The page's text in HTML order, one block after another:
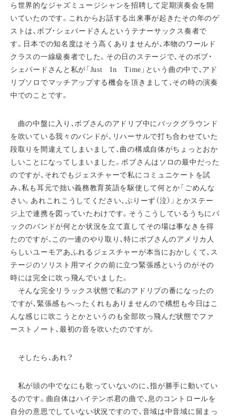
ら世界的なジャズミュージシャンを招聘して定期演奏会を開
いていたのです。これからお話する出来事が起きたその年のゲ
ストは、ボブ・シェパードさんというテナーサックス奏者で
す。日本での知名度はそう高くありませんが、本物のワールド
クラスの一線級奏者でした。その日のステージで、そのボブ・
シェパードさんと私が「Just In Time」という曲の中で、アド
リブソロでマッチアップする機会を頂きまして、その時の演奏
中でのことです。
曲の中盤に入り、ボブさんのアドリブ中にバックグラウンド
を吹いている我々のバンドが、リハーサルで打ち合わせていた
段取りを間違えてしまいまして、曲の構成自体がちょっとおか
しいことになってしまいました。ボブさんはソロの最中だった
のですが、それでもジェスチャーで私にコミュニケートを試
み、私も耳元で拙い義務教育英語を駆使して何とか「ごめんな
さい。あれこれこうしてください、ぷりーず（泣）」とかステー
ジ上で連携を図っていたわけです。そうこうしているうちにバ
ックのバンドが何とか状況を立て直してその場は事なきを得
たのですが、この一連のやり取り、特にボブさんのアメリカ人
らしいユーモアあふれるジェスチャーが本当におかしくて、ス
テージのソリスト用マイクの前に立つ緊張感というのがその
時には完全に吹っ飛んでいました。
そんな完全リラックス状態で私のアドリブの番になったの
ですが、緊張感もへったくれもありませんので構想も今日はこ
んな感じに吹こうとかというのも全部吹っ飛んだ状態でファ
ーストノート、最初の音を吹いたのですが。
そしたら、あれ？
私が頭の中でなにも歌っていないのに、指が勝手に動いてい
るのです。曲自体はハイテンポ君の曲で、息のコントロールを
自分の意思でしていない状況ですので、音域は中音域に留まっ